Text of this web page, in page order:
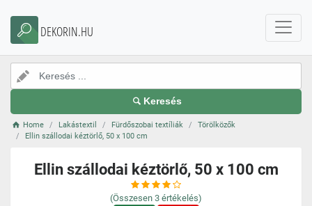
DEKORIN.HU
Keresés
Home Lakástextil Fürdőszobai textíliák
Törölközők
Ellin szállodai kéztörlő, 50 x 100 cm
Ellin szállodai kéztörlő, 50 x 100 cm
(Összesen 3 értékelés)